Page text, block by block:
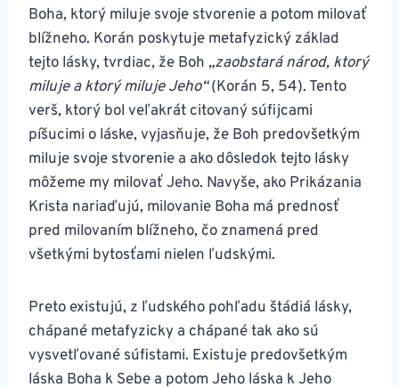
Boha, ktorý miluje svoje stvorenie a potom milovať
blížneho. Korán poskytuje metafyzický základ
tejto lásky, tvrdiac, že Boh „zaobstará národ, ktorý
miluje a ktorý miluje Jeho“(Korán 5, 54). Tento
verš, ktorý bol veľakrát citovaný súfijcami
píšucimi o láske, vyjasňuje, že Boh predovšetkým
miluje svoje stvorenie a ako dôsledok tejto lásky
môžeme my milovať Jeho. Navyše, ako Prikázania
Krista nariaďujú, milovanie Boha má prednosť
pred milovaním blížneho, čo znamená pred
všetkými bytosťami nielen ľudskými.
Preto existujú, z ľudského pohľadu štádiá lásky,
chápané metafyzicky a chápané tak ako sú
vysvetľované súfistami. Existuje predovšetkým
láska Boha k Sebe a potom Jeho láska k Jeho